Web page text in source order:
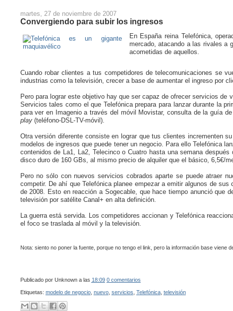
martes, 27 de noviembre de 2007
Convergiendo para subir los ingresos
En España reina Telefónica,
mercado, atacando a las rivales a
acometidas de aquellos.
Cuando robar clientes a tus competidores de telecomunicaciones se
industrias como la televisión, crecer a base de aumentar el ingreso por
Pero para lograr este objetivo hay que ser capaz de ofrecer servicios de
Servicios tales como el que Telefónica prepara para lanzar durante la
para ver en Imagenio a través del móvil Movistar, consulta de la guía
play(teléfono-DSL-TV-móvil).
Otra versión diferente consiste en lograr que tus clientes incrementen
modelos de ingresos que puede tener un negocio. Para ello Telefónica
contenidos de La1, La2, Telecinco o Cuatro hasta una semana
disco duro de 160 GBs, al mismo precio de alquiler que el básico, 6,5€/
Pero no sólo con nuevos servicios cobrados aparte se puede atraer
competir. De ahí que Telefónica planee empezar a emitir algunos de
de 2008. Esto en reacción a Sogecable, que hace tiempo anunció que
televisión por satélite Canal+ en alta definición.
La guerra está servida. Los competidores accionan y Telefónica
el foco se traslada al móvil y la televisión.
Nota: siento no poner la fuente, porque no tengo el link, pero la información base viene
Publicado por Unknown a las 18:09 0 comentarios
Etiquetas: modelo de negocio, nuevo, servicios Telefónica, televisión